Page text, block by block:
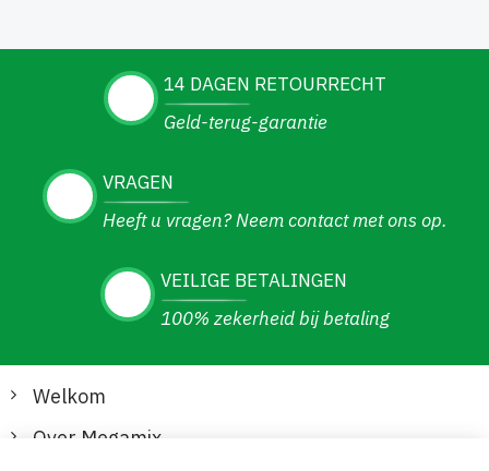
14 DAGEN RETOURRECHT
Geld-terug-garantie
VRAGEN
Heeft u vragen? Neem contact met ons op.
VEILIGE BETALINGEN
100% zekerheid bij betaling
Welkom
Over Megamix